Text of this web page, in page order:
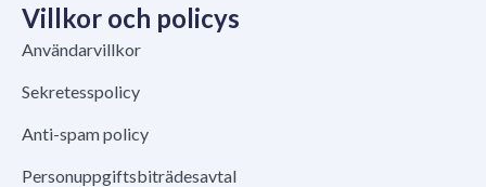
Villkor och policys
Användarvillkor
Sekretesspolicy
Anti-spam policy
Personuppgiftsbiträdesavtal